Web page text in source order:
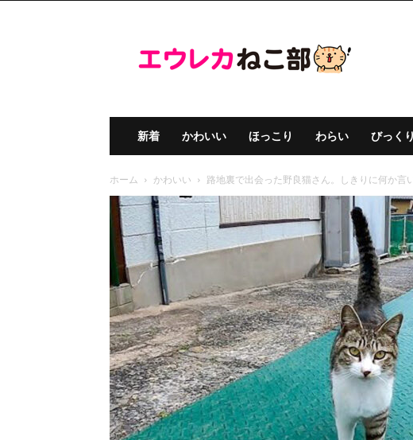
ウ
レ
こ
部
新着 かわいい ほっこり わらい びっくり
ホーム かわいい 路地裏で出会った野良猫さん。しきりに何か